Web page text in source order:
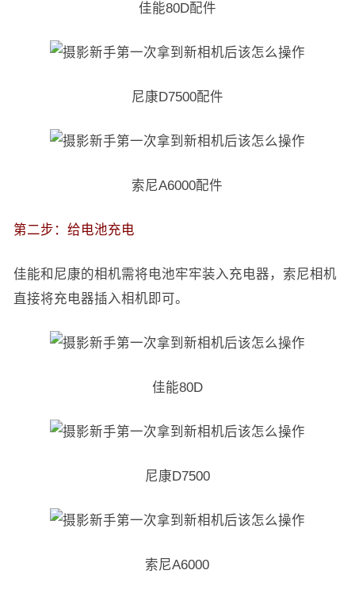
佳能80D配件
尼康D7500配件
索尼A6000配件
第二步：给电池充电
佳能和尼康的相机需将电池牢牢装入充电器，索尼相机
直接将充电器插入相机即可。
佳能80D
尼康D7500
索尼A6000